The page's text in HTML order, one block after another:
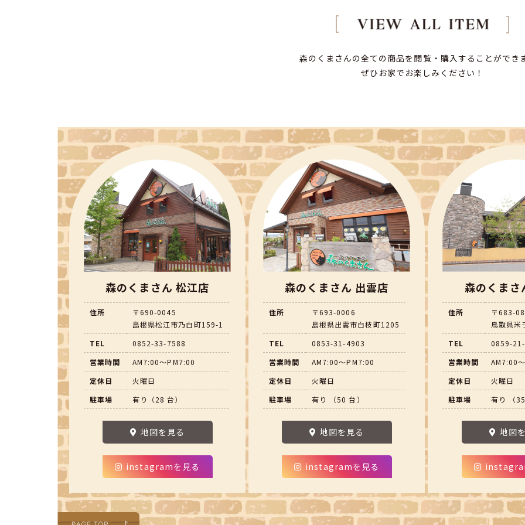
森のくまさんの全ての商品を閲覧・購入することができ
ぜひお家でお楽しみください！
森のくまさん 松江店
住所
〒690-0045
島根県松江市乃白町159-1
TEL
0852-33-7588
営業時間
AM7:00～PM7:00
定休日
火曜日
駐車場
有り（28 台）
地図を見る
instagramを見る
森のくまさん 出雲店
住所
〒693-0006
島根県出雲市白枝町1205
TEL
0853-31-4903
営業時間
AM7:00～PM7:00
定休日
火曜日
駐車場
有り （50 台）
地図を見る
instagramを見る
森のくまさ
住所
〒683-
鳥取県
TEL
0859-
営業時間
AM7:00
定休日
火曜日
駐車場
有り （
地図